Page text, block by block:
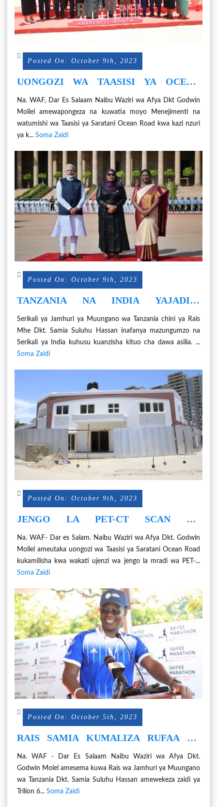
Posted On: October 9th, 2023
UONGOZI WA TAASISI YA OCEAN
Na. WAF, Dar Es Salaam Naibu Waziri wa Afya Dkt Godwin
Mollel amewapongeza na kuwatia moyo Menejimenti na
watumishi wa Taasisi ya Saratani Ocean Road kwa kazi nzuri
ya k... Soma Zaidi
Posted On: October 9th, 2023
TANZANIA NA INDIA YAJADILI
Serikali ya Jamhuri ya Muungano wa Tanzania chini ya Rais
Mhe Dkt. Samia Suluhu Hassan inafanya mazungumzo na
Serikali ya India kuhusu kuanzisha kituo cha dawa asilia. ...
Soma Zaidi
Posted On: October 9th, 2023
JENGO LA PET-CT SCAN NA
WAKATI - DKT. MOLLEL
Na. WAF- Dar es Salam. Naibu Waziri wa Afya Dkt. Godwin
Mollel ameutaka uongozi wa Taasisi ya Saratani Ocean Road
kukamilisha kwa wakati ujenzi wa jengo la mradi wa PET-...
Soma Zaidi
Posted On: October 5th, 2023
RAIS SAMIA KUMALIZA RUFAA ZA
Na. WAF - Dar Es Salaam Naibu Waziri wa Afya Dkt.
Godwin Molel amesema kuwa Rais wa Jamhuri ya Muungano
wa Tanzania Dkt. Samia Suluhu Hassan amewekeza zaidi ya
Trilion 6... Soma Zaidi